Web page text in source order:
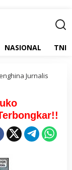
NASIONAL TNI
Jurnalis